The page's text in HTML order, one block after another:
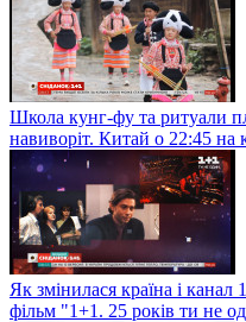
Школа кунг-фу та ритуали
навиворіт. Китай о 22:45 на
Як змінилася країна і
фільм "1+1. 25 років ти не